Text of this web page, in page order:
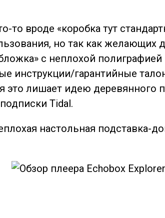
то вроде «коробка тут
но так как желающих
с неплохой
инструкции/гарантийные
это лишает идею
Tidal.
настольная подставка-